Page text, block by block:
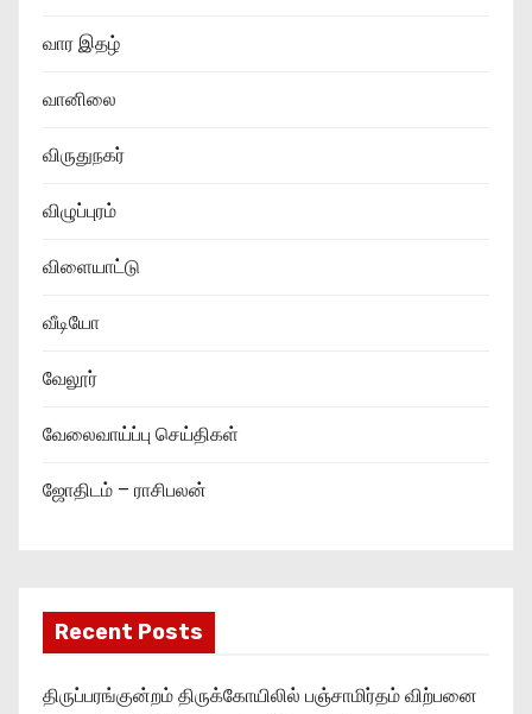
வார இதழ்
வானிலை
விருதுநகர்
விழுப்புரம்
விளையாட்டு
வீடியோ
வேலூர்
வேலைவாய்ப்பு செய்திகள்
ஜோதிடம் – ராசிபலன்
Recent Posts
திருப்பரங்குன்றம் திருக்கோயிலில் பஞ்சாமிர்தம் விற்பனை